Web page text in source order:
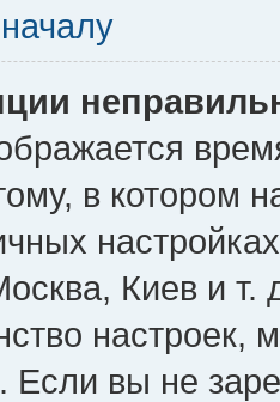
в котором
Киев и т.
настроек,
Если вы не